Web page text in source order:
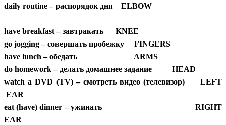
daily routine – распорядок дня ELBOW
have breakfast – завтракать KNEE
go jogging – совершать пробежку FINGERS
have lunch – обедать ARMS
do homework – делать домашнее задание HEAD
watch a DVD (TV) – смотреть видео (телевизор) LEFT
EAR
eat (have) dinner – ужинать RIGHT
EAR